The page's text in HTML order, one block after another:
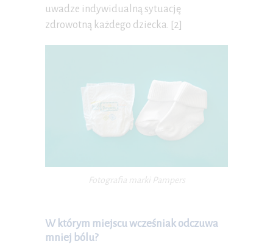
uwadze indywidualną sytuację
zdrowotną każdego dziecka. [2]
Fotografia marki Pampers
W którym miejscu wcześniak odczuwa
mniej bólu?